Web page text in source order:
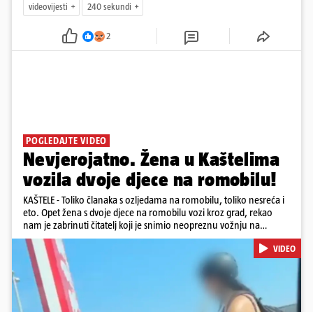
videovijesti 240 sekundi
2
POGLEDAJTE VIDEO
Nevjerojatno. Žena u Kaštelima
vozila dvoje djece na romobilu!
KAŠTELE - Toliko članaka s ozljedama na romobilu, toliko nesreća i
eto. Opet žena s dvoje djece na romobilu vozi kroz grad, rekao
nam je zabrinuti čitatelj koji je snimio neopreznu vožnju na
romobilu u četvrtak prijepodne kroz Kaštele. Podsjetimo, mjesec i
pol od smrti dječaka (14) u Metkoviću, pad s električnog romobila
odnio je još jedan mladi život. Unatoč naporima liječnika KBC-a
Zagreb, u ponedjeljak maloljetnik je podlegao ozljedama
zadobivenima u padu s romobila.
VIDEO